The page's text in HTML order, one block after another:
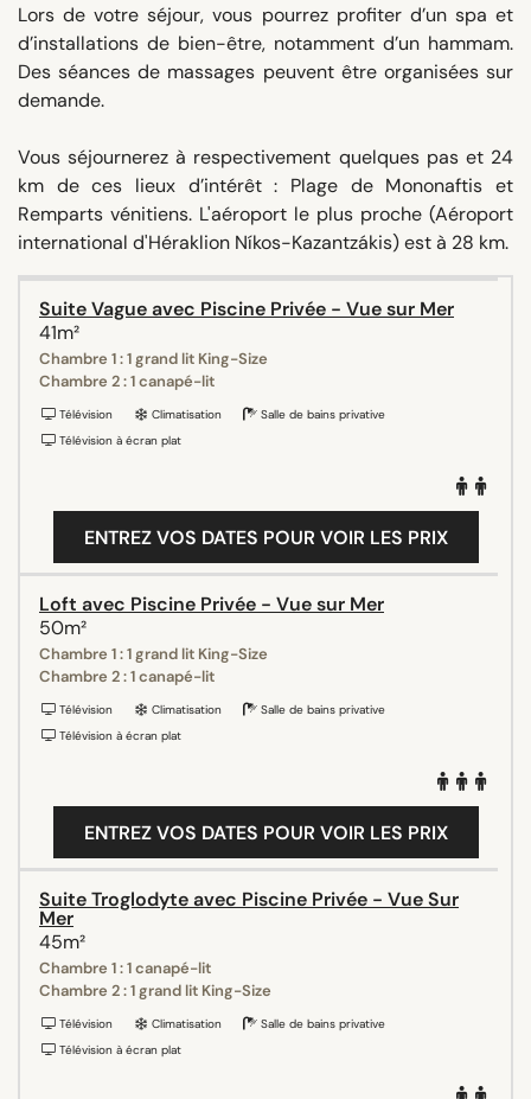
Lors de votre séjour, vous pourrez profiter d’un spa et
d’installations de bien-être, notamment d’un hammam.
Des séances de massages peuvent être organisées sur
demande.
Vous séjournerez à respectivement quelques pas et 24
km de ces lieux d’intérêt : Plage de Mononaftis et
Remparts vénitiens. L'aéroport le plus proche (Aéroport
international d'Héraklion Níkos-Kazantzákis) est à 28 km.
Suite Vague avec Piscine Privée - Vue sur Mer
41m²
Chambre 1 : 1 grand lit King-Size
Chambre 2 : 1 canapé-lit
Télévision Climatisation
Salle de bains privative
Télévision à écran plat
ENTREZ VOS DATES POUR VOIR LES PRIX
Loft avec Piscine Privée - Vue sur Mer
50m²
Chambre 1 : 1 grand lit King-Size
Chambre 2 : 1 canapé-lit
Télévision Climatisation
Salle de bains privative
Télévision à écran plat
ENTREZ VOS DATES POUR VOIR LES PRIX
Suite Troglodyte avec Piscine Privée - Vue Sur
Mer
45m²
Chambre 1 : 1 canapé-lit
Chambre 2 : 1 grand lit King-Size
Télévision Climatisation
Salle de bains privative
Télévision à écran plat